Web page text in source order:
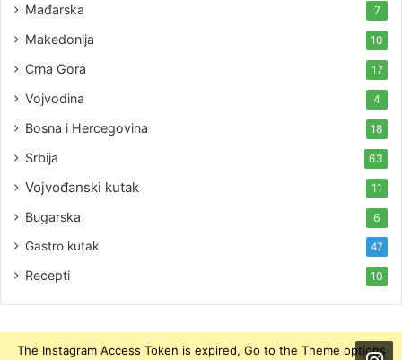
Mađarska 7
Makedonija 10
Crna Gora 17
Vojvodina 4
Bosna i Hercegovina 18
Srbija 63
Vojvođanski kutak 11
Bugarska 6
Gastro kutak 47
Recepti 10
The Instagram Access Token is expired, Go to the Theme options